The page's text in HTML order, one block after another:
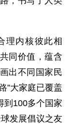
理内核彼此相
同价值，蕴含
出不同国家民
”大家庭已覆盖
到100多个国家
发展倡议之友